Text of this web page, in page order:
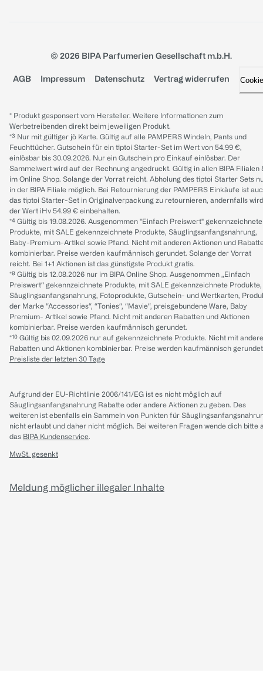
© 2026 BIPA Parfumerien Gesellschaft m.b.H.
AGB Impressum Datenschutz Vertrag widerrufen
* Produkt gesponsert vom Hersteller. Weitere Informationen zum
Werbetreibenden direkt beim jeweiligen Produkt.
*³ Nur mit gültiger jö Karte. Gültig auf alle PAMPERS Windeln, Pants und
Feuchttücher. Gutschein für ein tiptoi Starter-Set im Wert von 54.99 €,
einlösbar bis 30.09.2026. Nur ein Gutschein pro Einkauf einlösbar. Der
Sammelwert wird auf der Rechnung angedruckt. Gültig in allen BIPA Filialen
im Online Shop. Solange der Vorrat reicht. Abholung des tiptoi Starter Sets
in der BIPA Filiale möglich. Bei Retournierung der PAMPERS Einkäufe ist
das tiptoi Starter-Set in Originalverpackung zu retournieren, andernfalls wird
der Wert iHv 54.99 € einbehalten.
*⁴ Gültig bis 19.08.2026. Ausgenommen "Einfach Preiswert" gekennzeichnete
Produkte, mit SALE gekennzeichnete Produkte, Säuglingsanfangsnahrung,
Baby-Premium-Artikel sowie Pfand. Nicht mit anderen Aktionen und
kombinierbar. Preise werden kaufmännisch gerundet. Solange der Vorrat
reicht. Bei 1+1 Aktionen ist das günstigste Produkt gratis.
*⁸ Gültig bis 12.08.2026 nur im BIPA Online Shop. Ausgenommen „Einfach
Preiswert“ gekennzeichnete Produkte, mit SALE gekennzeichnete Produkte,
Säuglingsanfangsnahrung, Fotoprodukte, Gutschein- und Wertkarten,
der Marke “Accessories“, “Tonies“, “Mavie“, preisgebundene Ware, Baby
Premium- Artikel sowie Pfand. Nicht mit anderen Rabatten und Aktionen
kombinierbar. Preise werden kaufmännisch gerundet.
*¹⁰ Gültig bis 02.09.2026 nur auf gekennzeichnete Produkte. Nicht mit
Rabatten und Aktionen kombinierbar. Preise werden kaufmännisch
Preisliste der letzten 30 Tage
Aufgrund der EU-Richtlinie 2006/141/EG ist es nicht möglich auf
Säuglingsanfangsnahrung Rabatte oder andere Aktionen zu geben. Des
weiteren ist ebenfalls ein Sammeln von Punkten für
nicht erlaubt und daher nicht möglich. Bei weiteren Fragen wende dich bitte
das BIPA Kundenservice.
MwSt. gesenkt
Meldung möglicher illegaler Inhalte